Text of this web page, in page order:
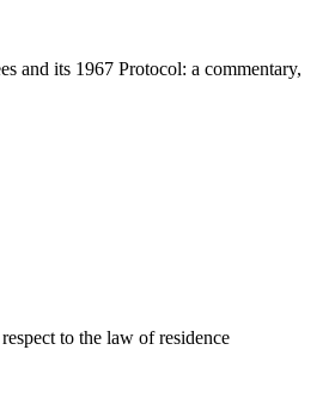
its 1967 Protocol: a commentary,
to the law of residence